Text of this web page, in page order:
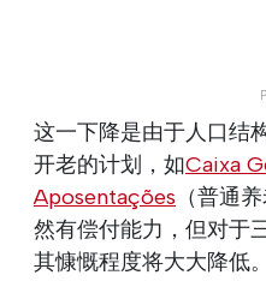
这一下降是由于人口结
开老的计划，如Caixa
Aposentações （普通
然有偿付能力，但对于
其慷慨程度将大大降低。